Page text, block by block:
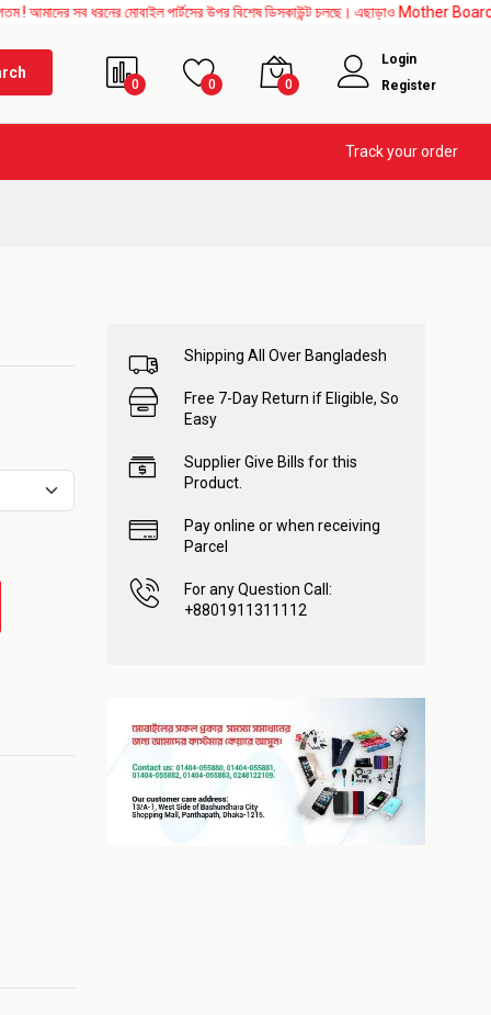
সব ধরনের মোবাইল পার্টসের উপর বিশেষ ডিসকাউন্ট চলছে। এছাড়াও Mother Board,
0 0 0
Login
Register
Track your order
Shipping All Over Bangladesh
Free 7-Day Return if Eligible, So
Easy
Supplier Give Bills for this
Product.
Pay online or when receiving
Parcel
For any Question Call:
+8801911311112